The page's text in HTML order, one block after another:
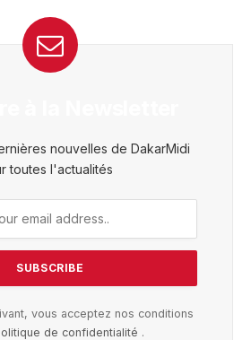
nouvelles de DakarMidi
toutes l'actualités
vous acceptez nos conditions
de confidentialité .